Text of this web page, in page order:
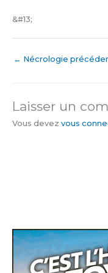
&#13;
← Nécrologie
Laisser un
Vous devez vous